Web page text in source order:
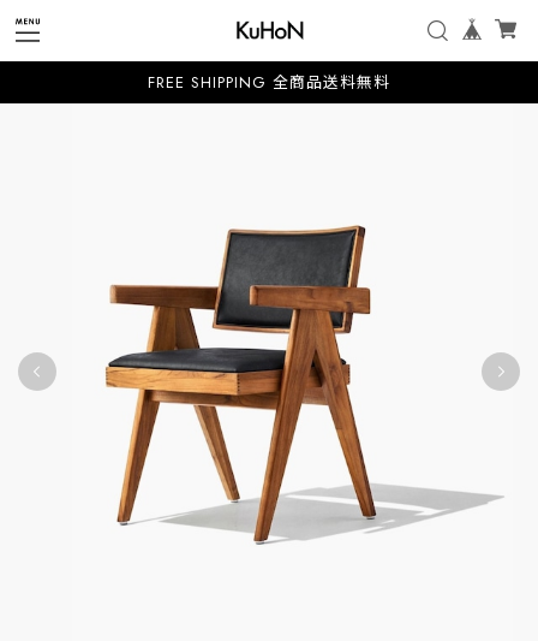
FREE SHIPPING 全商品送料無料